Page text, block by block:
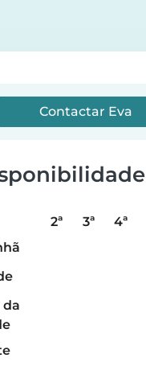
Contactar Eva
2ª 3ª 4ª
da